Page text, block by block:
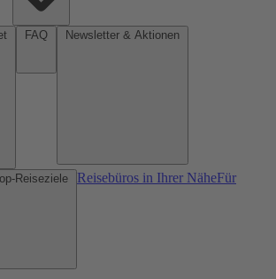
Reisebüros in Ihrer NäheFür